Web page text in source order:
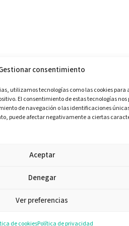
consentimiento
utilizamos tecnologías como las cookies
El consentimiento de estas tecnologías
de navegación o las identificaciones
puede afectar negativamente a ciertas
Aceptar
Denegar
Ver preferencias
de cookiesPolítica de privacidad